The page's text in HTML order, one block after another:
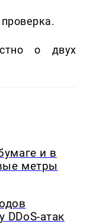
о двух
и в
метры
атак